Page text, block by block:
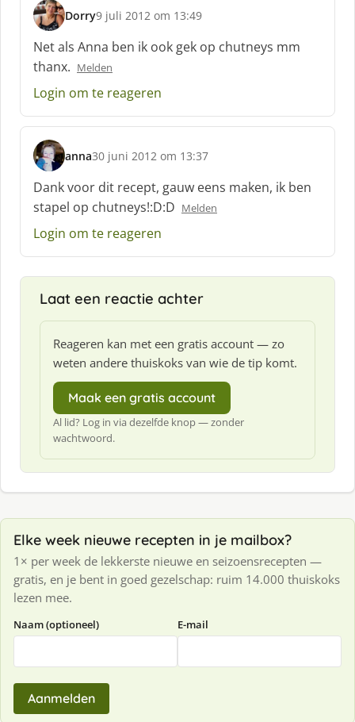
Dorry
s
c
h
r
e
f
9 juli 2012 om 13:49
Net als Anna ben ik ook gek op chutneys mm
thanx. Melden
Login om te reageren
anna
s
c
h
r
e
:
30 juni 2012 om 13:37
Dank voor dit recept, gauw eens maken, ik ben
stapel op chutneys!:D:D Melden
Login om te reageren
Laat een reactie achter
Reageren kan met een gratis account — zo
weten andere thuiskoks van wie de tip komt.
Maak een gratis account
Al lid? Log in via dezelfde knop — zonder
wachtwoord.
Elke week nieuwe recepten in je mailbox?
1× per week de lekkerste nieuwe en seizoensrecepten —
gratis, en je bent in goed gezelschap: ruim 14.000 thuiskoks
lezen mee.
Naam (optioneel) E-mail
Aanmelden